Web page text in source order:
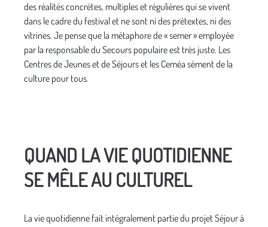
des réalités concrètes, multiples et régulières qui se vivent
dans le cadre du festival et ne sont ni des prétextes, ni des
vitrines. Je pense que la métaphore de « semer » employée
par la responsable du Secours populaire est très juste. Les
Centres de Jeunes et de Séjours et les Ceméa sèment de la
culture pour tous.
QUAND LA VIE QUOTIDIENNE
SE MÊLE AU CULTUREL
La vie quotidienne fait intégralement partie du projet Séjour à